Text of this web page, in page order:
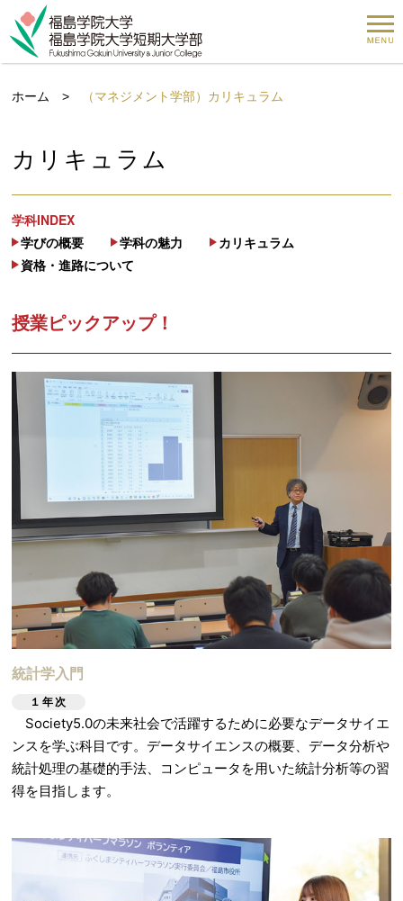
ホーム > （マネジメント学部）カリキュラム
カリキュラム
学科INDEX
学びの概要
学科の魅力
カリキュラム
資格・進路について
授業ピックアップ！
統計学入門
１年次
Society5.0の未来社会で活躍するために必要なデータサイエ
ンスを学ぶ科目です。データサイエンスの概要、データ分析や
統計処理の基礎的手法、コンピュータを用いた統計分析等の習
得を目指します。